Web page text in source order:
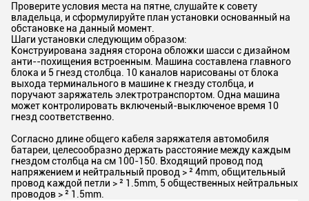
Проверите условия места на пятне, слушайте к совету
владельца, и сформулируйте план установки основанный на
обстановке на данный момент.
Шаги установки следующим образом:
Конструирована задняя сторона обложки шасси с дизайном
анти--похищения встроенным. Машина составлена главного
блока и 5 гнезд столбца. 10 каналов нарисованы от блока
выхода терминального в машине к гнезду столбца, и
поручают заряжатель электротранспортом. Одна машина
может контролировать включеный-выключеное время 10
гнезд соответственно.
Согласно длине общего кабеля заряжателя автомобиля
батареи, целесообразно держать расстояние между каждым
гнездом столбца на см 100-150. Входящий провод под
напряжением и нейтральный провод > ² 4mm, общительный
провод каждой петли > ² 1.5mm, 5 общественных нейтральных
проводов > ² 1.5mm.